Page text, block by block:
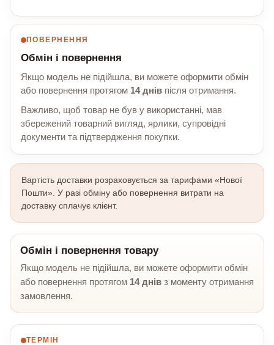
ПОВЕРНЕННЯ
Обмін і повернення
Якщо модель не підійшла, ви можете оформити обмін
або повернення протягом 14 днів після отримання.
Важливо, щоб товар не був у використанні, мав
збережений товарний вигляд, ярлики, супровідні
документи та підтвердження покупки.
Вартість доставки розраховується за тарифами «Нової
Пошти». У разі обміну або повернення витрати на
доставку сплачує клієнт.
Обмін і повернення товару
Якщо модель не підійшла, ви можете оформити обмін
або повернення протягом 14 днів з моменту отримання
замовлення.
ТЕРМІН